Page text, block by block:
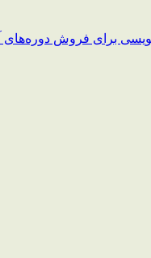
نویسی برای فروش